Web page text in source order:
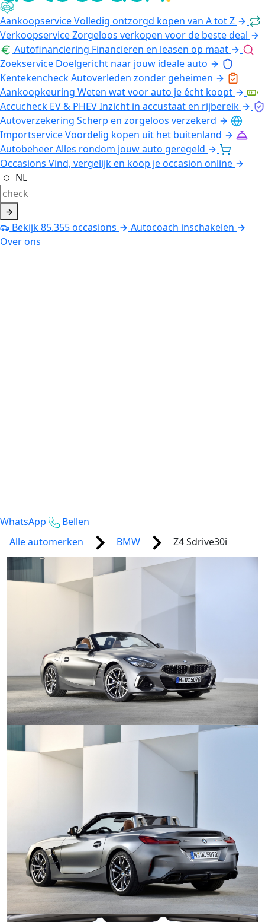
AankoopserviceVolledig ontzorgd kopen van A tot Z
VerkoopserviceZorgeloos verkopen voor de beste deal
Autofinanciering Financieren en leasen op maat
Zoekservice Doelgericht naar jouw ideale auto
KentekencheckAutoverleden zonder geheimen
Aankoopkeuring Weten wat voor auto je écht koopt
Accucheck EV & PHEVInzicht in accustaat en rijbereik
Autoverzekering Scherp en zorgeloos verzekerd
ImportserviceVoordelig kopen uit het buitenland
AutobeheerAlles rondom jouw auto geregeld
Occasions Vind, vergelijk en koop je occasion online
NL
Bekijk85.355occasions
Autocoach inschakelen
Over ons
WhatsApp
Bellen
Alle automerken
BMW Z4 Sdrive30i